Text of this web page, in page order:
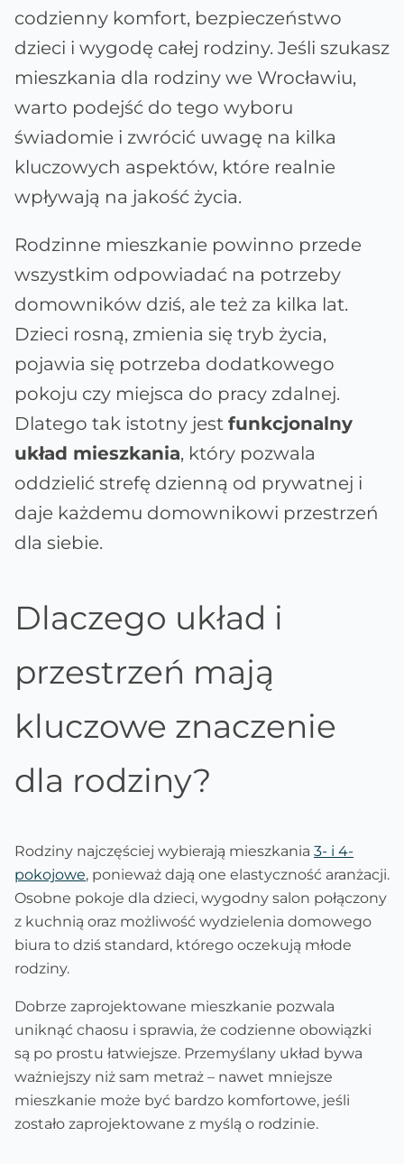
codzienny komfort, bezpieczeństwo
dzieci i wygodę całej rodziny. Jeśli szukasz
mieszkania dla rodziny we Wrocławiu,
warto podejść do tego wyboru
świadomie i zwrócić uwagę na kilka
kluczowych aspektów, które realnie
wpływają na jakość życia.
Rodzinne mieszkanie powinno przede
wszystkim odpowiadać na potrzeby
domowników dziś, ale też za kilka lat.
Dzieci rosną, zmienia się tryb życia,
pojawia się potrzeba dodatkowego
pokoju czy miejsca do pracy zdalnej.
Dlatego tak istotny jest funkcjonalny
układ mieszkania, który pozwala
oddzielić strefę dzienną od prywatnej i
daje każdemu domownikowi przestrzeń
dla siebie.
Dlaczego układ i
przestrzeń mają
kluczowe znaczenie
dla rodziny?
Rodziny najczęściej wybierają mieszkania 3- i 4-
pokojowe, ponieważ dają one elastyczność aranżacji.
Osobne pokoje dla dzieci, wygodny salon połączony
z kuchnią oraz możliwość wydzielenia domowego
biura to dziś standard, którego oczekują młode
rodziny.
Dobrze zaprojektowane mieszkanie pozwala
uniknąć chaosu i sprawia, że codzienne obowiązki
są po prostu łatwiejsze. Przemyślany układ bywa
ważniejszy niż sam metraż – nawet mniejsze
mieszkanie może być bardzo komfortowe, jeśli
zostało zaprojektowane z myślą o rodzinie.